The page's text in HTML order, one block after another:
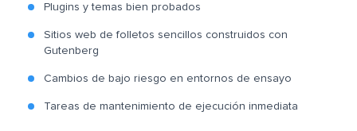
Plugins y temas bien probados
Sitios web de folletos sencillos construidos con
Gutenberg
Cambios de bajo riesgo en entornos de ensayo
Tareas de mantenimiento de ejecución inmediata